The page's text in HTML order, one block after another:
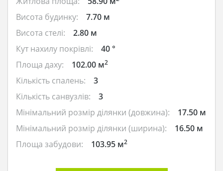
Висота будинку:
7.70 м
Висота стелі:
2.80 м
Кут нахилу покрівлі:
40 °
Площа даху:
102.00 м2
Кількість спалень:
3
Кількість санвузлів:
3
Мінімальний розмір ділянки (довжина):
17.50 м
Мінімальний розмір ділянки (ширина):
16.50 м
Площа забудови:
103.95 м2